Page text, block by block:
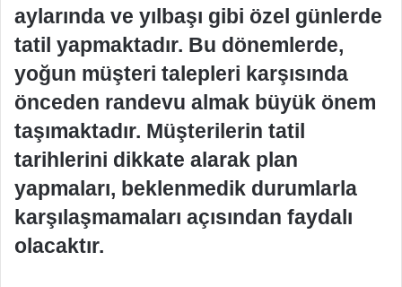
aylarında ve yılbaşı gibi özel günlerde
tatil yapmaktadır. Bu dönemlerde,
yoğun müşteri talepleri karşısında
önceden randevu almak büyük önem
taşımaktadır. Müşterilerin tatil
tarihlerini dikkate alarak plan
yapmaları, beklenmedik durumlarla
karşılaşmamaları açısından faydalı
olacaktır.